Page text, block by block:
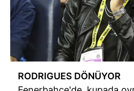
reklam/pazarlama faaliyetlerinin
sınırlı olarak açık rızanız dahilinde
Çerezlere ilişkin tercihlerinizi
vasıtasıyla belirleyebilirsiniz.
Metnimiziziyaret edebilirsiniz.
RODRIGUES DÖNÜYOR